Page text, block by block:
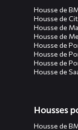
Housse de
Housse de
Housse de
Housse de
Housse de
Housse de
Housse de
Housse de
Housses
Housse de